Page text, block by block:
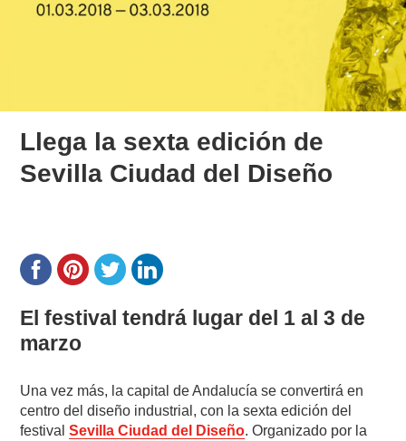
Llega la sexta edición de
Sevilla Ciudad del Diseño
El festival tendrá lugar del 1 al 3 de
marzo
Una vez más, la capital de Andalucía se convertirá en
centro del diseño industrial, con la sexta edición del
festivalSevilla Ciudad del Diseño. Organizado por la